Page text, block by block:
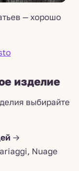
— хорошо
изделие
выбирайте
→
Nuage